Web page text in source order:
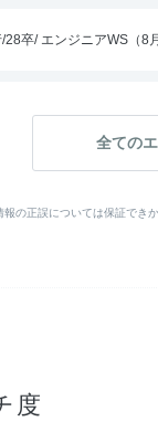
28卒 エンジニアWS（8月
全ての
の正誤については保証でき
度